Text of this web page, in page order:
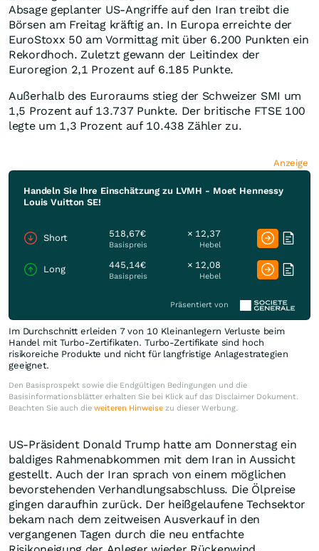
Absage geplanter US-Angriffe auf den Iran treibt die
Börsen am Freitag kräftig an. In Europa erreichte der
EuroStoxx 50 am Vormittag mit über 6.200 Punkten ein
Rekordhoch. Zuletzt gewann der Leitindex der
Euroregion 2,1 Prozent auf 6.185 Punkte.
Außerhalb des Euroraums stieg der Schweizer SMI um
1,5 Prozent auf 13.737 Punkte. Der britische FTSE 100
legte um 1,3 Prozent auf 10.438 Zähler zu.
Anzeige
Handeln Sie Ihre Einschätzung zu LVMH - Moet Hennessy
Louis Vuitton SE!
Short 518,67€
Basispreis
× 12,37
Hebel
Long 445,14€
Basispreis
× 12,08
Hebel
Präsentiert von
Im Durchschnitt erleiden 7 von 10 Kleinanlegern Verluste beim
Handel mit Turbo-Zertifikaten. Turbo-Zertifikate sind hoch
risikoreiche Produkte und nicht für langfristige Anlagestrategien
geeignet.
Den Basisprospekt sowie die Endgültigen Bedingungen und die
Basisinformationsblätter erhalten Sie bei Klick auf das Disclaimer Dokument.
Beachten Sie auch die weiteren Hinweise zu dieser Werbung.
US-Präsident Donald Trump hatte am Donnerstag ein
baldiges Rahmenabkommen mit dem Iran in Aussicht
gestellt. Auch der Iran sprach von einem möglichen
bevorstehenden Verhandlungsabschluss. Die Ölpreise
gingen daraufhin zurück. Der heißgelaufene Techsektor
bekam nach dem zeitweisen Ausverkauf in den
vergangenen Tagen durch die neu entfachte